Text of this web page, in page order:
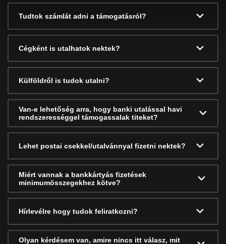
Tudtok számlát adni a támogatásról?
Cégként is utalhatok nektek?
Külföldről is tudok utalni?
Van-e lehetőség arra, hogy banki utalással havi
rendszerességgel támogassalak titeket?
Lehet postai csekkel/utalvánnyal fizetni nektek?
Miért vannak a bankkártyás fizetések
minimumösszegekhez kötve?
Hírlevélre hogy tudok feliratkozni?
Olyan kérdésem van, amire nincs itt válasz, mit